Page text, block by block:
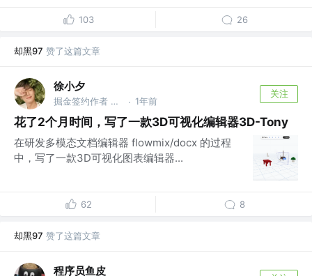
103 26
却黑97 赞了这篇文章
徐小夕
掘金签约作者 @flowmix多模态 · 1年前
关注
花了2个月时间，写了一款3D可视化编辑器3D-Tony
在研发多模态文档编辑器 flowmix/docx 的过程
中，写了一款3D可视化图表编辑器...
62 8
却黑97 赞了这篇文章
程序员鱼皮